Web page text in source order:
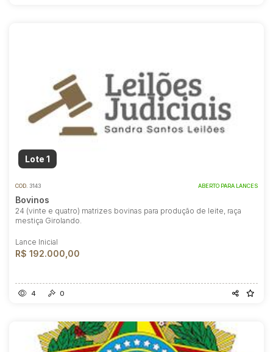
Lote 1
COD. 3143 ABERTO PARA LANCES
Bovinos
24 (vinte e quatro) matrizes bovinas para produção de leite, raça
mestiça Girolando.
Lance Inicial
R$ 192.000,00
4 0